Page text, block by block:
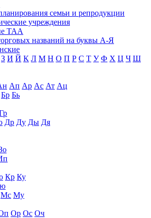
семьи и репродукции
учреждения
ТАА
названий на буквы А-Я
З И Й К Л М Н О П Р С Т У Ф Х Ц Ч Ш
Ап Ар Ас Ат Ац
Бр Бь
Др Ду Ды Дя
Кр Ку
Мс Му
Ор Ос Оч